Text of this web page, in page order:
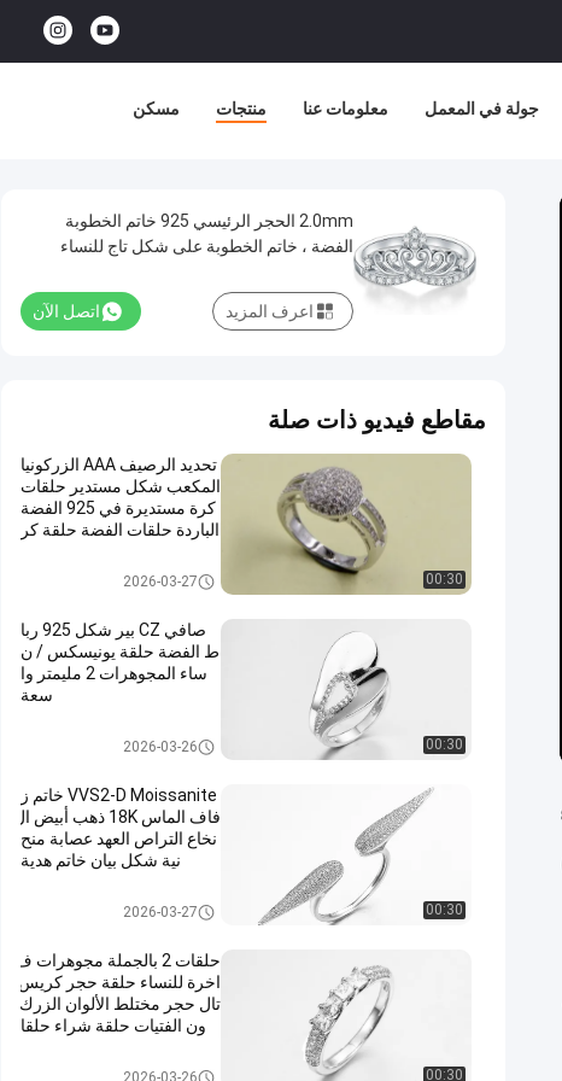
مسكن منتجات معلومات عنا جولة في المعمل
2.0mm الحجر الرئيسي 925 خاتم الخطوبة
الفضة ، خاتم الخطوبة على شكل تاج للنساء
اتصل الآن اعرف المزيد
مقاطع فيديو ذات صلة
00:30
تحديد الرصيف AAA الزركونيا
المكعب شكل مستدير حلقات
كرة مستديرة في 925 الفضة
الباردة حلقات الفضة حلقة كر
925 خواتم فضة تشيكوسلوفاكيا2026-03-27
00:30
صافي CZ بير شكل 925 ربا
ط الفضة حلقة يونيسكس / ن
ساء المجوهرات 2 مليمتر وا
سعة
925 خواتم فضة تشيكوسلوفاكيا2026-03-26
00:30
VVS2-D Moissanite خاتم ز
فاف الماس 18K ذهب أبيض ال
نخاع التراص العهد عصابة منح
نية شكل بيان خاتم هدية
925 خواتم فضة تشيكوسلوفاكيا2026-03-27
00:30
حلقات 2 بالجملة مجوهرات ف
اخرة للنساء حلقة حجر كريس
تال حجر مختلط الألوان الزرك
ون الفتيات حلقة شراء حلقا
925 خواتم فضة تشيكوسلوفاكيا2026-03-26